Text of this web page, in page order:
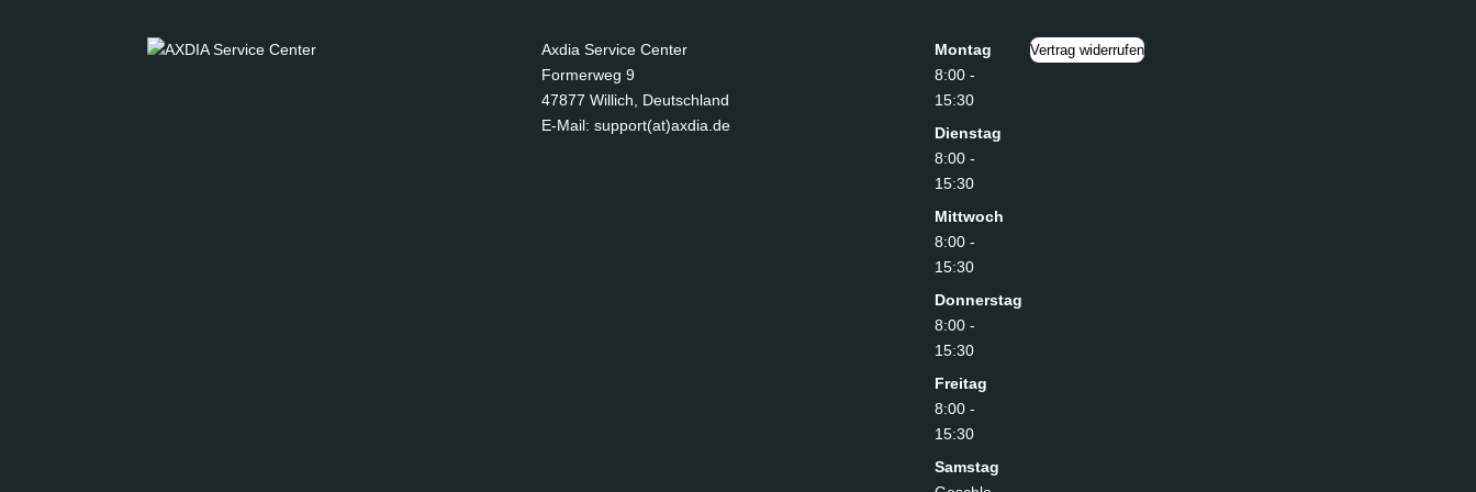
Axdia Service Center
Formerweg 9
47877 Willich, Deutschland
E-Mail: support(at)axdia.de
Montag
8:00 -
15:30
Dienstag
8:00 -
15:30
Mittwoch
8:00 -
15:30
Donnerstag
8:00 -
15:30
Freitag
8:00 -
15:30
Samstag
Vertrag widerrufen